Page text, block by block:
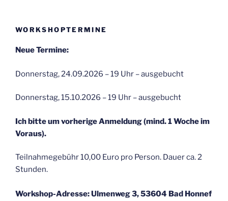
WORKSHOPTERMINE
Neue Termine:
Donnerstag, 24.09.2026 – 19 Uhr – ausgebucht
Donnerstag, 15.10.2026 – 19 Uhr – ausgebucht
Ich bitte um vorherige Anmeldung (mind. 1 Woche im
Voraus).
Teilnahmegebühr 10,00 Euro pro Person. Dauer ca. 2
Stunden.
Workshop-Adresse: Ulmenweg 3, 53604 Bad Honnef